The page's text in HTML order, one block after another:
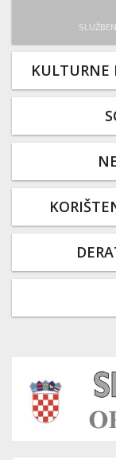
KULTURNE